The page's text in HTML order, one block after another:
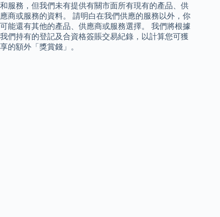
和服務，但我們未有提供有關市面所有現有的產品、供
應商或服務的資料。 請明白在我們供應的服務以外，你
可能還有其他的產品、供應商或服務選擇。 我們將根據
我們持有的登記及合資格簽賬交易紀錄，以計算您可獲
享的額外「獎賞錢」。